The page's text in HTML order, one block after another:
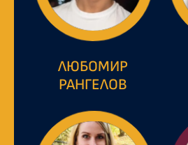
ЛЮБОМИР
РАНГЕЛОВ